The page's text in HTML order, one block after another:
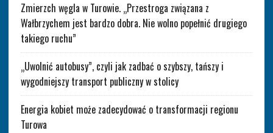
Zmierzch węgla w Turowie. „Przestroga związana z
Wałbrzychem jest bardzo dobra. Nie wolno popełnić drugiego
takiego ruchu”
„Uwolnić autobusy”, czyli jak zadbać o szybszy, tańszy i
wygodniejszy transport publiczny w stolicy
Energia kobiet może zadecydować o transformacji regionu
Turowa